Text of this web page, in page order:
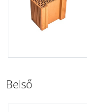
Belső